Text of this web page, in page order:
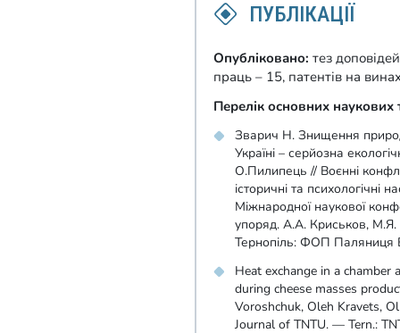
ПУБЛІКАЦІЇ
Опубліковано:тез
праць – 15, патентів на
Перелік основних
Зварич Н. Знищення
Україні – серйозна
О.Пилипець // Воєнні
історичні та психологічні
Міжнародної наукової
упоряд. А.А. Криськов, М.Я.
Тернопіль: ФОП Паляниця
Heat exchange in a
during cheese masses
Voroshchuk, Oleh Kravets,
Journal of TNTU. — Tern.: